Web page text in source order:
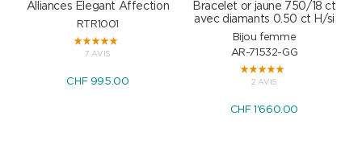
Alliances Elegant Affection
RTR1001
7 AVIS
CHF 995.00
Bracelet or jaune 750/18 ct
avec diamants 0.50 ct H/si
Bijou femme
AR-71532-GG
2 AVIS
CHF 1'660.00